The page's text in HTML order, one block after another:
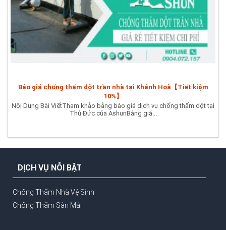
Báo giá chống thấm dột trần nhà tại Khánh Hoà【Tiết kiệm
10%】
Nội Dung Bài ViếtTham khảo bảng báo giá dịch vụ chống thấm dột tại
Thủ Đức của AshunBảng giá...
DỊCH VỤ NỖI BẬT
Chống Thấm Nhà Vệ Sinh
Chống Thấm Sàn Mái